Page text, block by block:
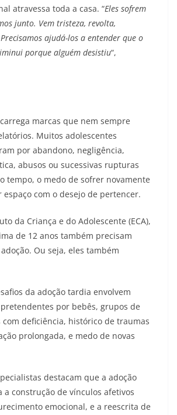
atravessa toda a casa. “Eles sofrem
junto. Vem tristeza, revolta,
ajudá-los a entender que o
porque alguém desistiu“,
marcas que nem sempre
Muitos adolescentes
por abandono, negligência,
abusos ou sucessivas rupturas
tempo, o medo de sofrer novamente
espaço com o desejo de pertencer.
da Criança e do Adolescente (ECA),
de 12 anos também precisam
Ou seja, eles também
da adoção tardia envolvem
por bebês, grupos de
com deficiência, histórico de traumas
prolongada, e medo de novas
destacam que a adoção
construção de vínculos afetivos
emocional, e a reescrita de